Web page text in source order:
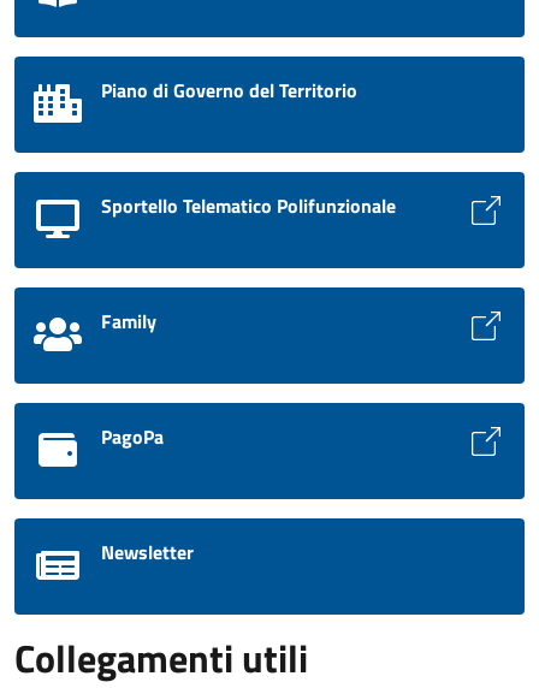
Piano di Governo del Territorio
Sportello Telematico Polifunzionale
Family
PagoPa
Newsletter
Collegamenti utili